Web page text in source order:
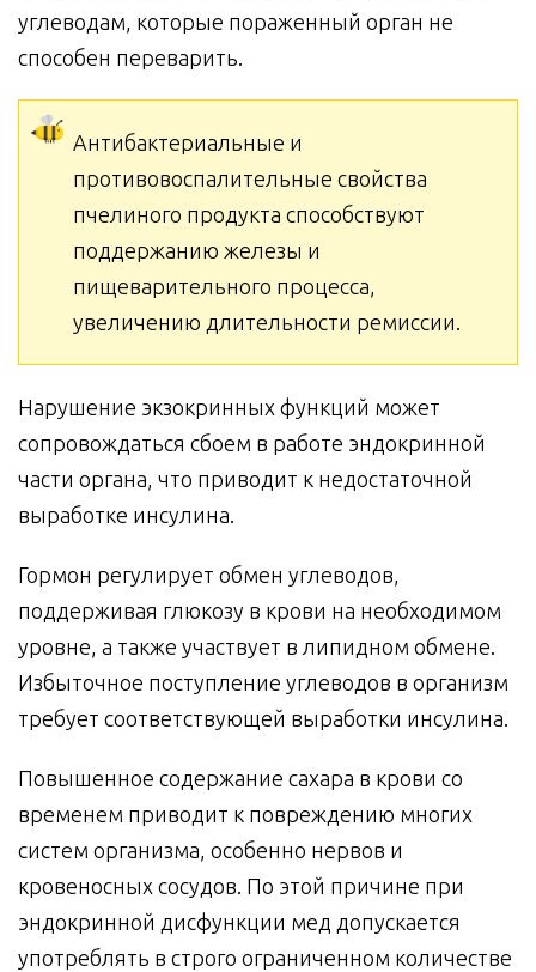
углеводам, которые пораженный орган не
способен переварить.
Антибактериальные и
противовоспалительные свойства
пчелиного продукта способствуют
поддержанию железы и
пищеварительного процесса,
увеличению длительности ремиссии.
Нарушение экзокринных функций может
сопровождаться сбоем в работе эндокринной
части органа, что приводит к недостаточной
выработке инсулина.
Гормон регулирует обмен углеводов,
поддерживая глюкозу в крови на необходимом
уровне, а также участвует в липидном обмене.
Избыточное поступление углеводов в организм
требует соответствующей выработки инсулина.
Повышенное содержание сахара в крови со
временем приводит к повреждению многих
систем организма, особенно нервов и
кровеносных сосудов. По этой причине при
эндокринной дисфункции мед допускается
употреблять в строго ограниченном количестве